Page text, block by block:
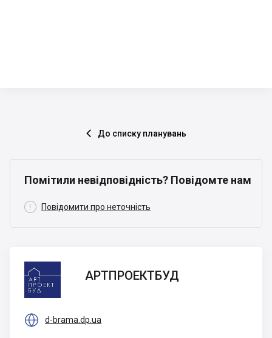
 До списку планувань
Помітили невідповідність? Повідомте нам
 Повідомити про неточність
АРТПРОЕКТБУД
АРТПРОЕКТБУД
 d-brama.dp.ua